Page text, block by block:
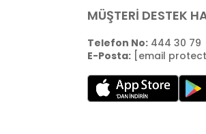
MÜŞTERİ DESTEK
Telefon No:444 30 79
E-Posta: [email